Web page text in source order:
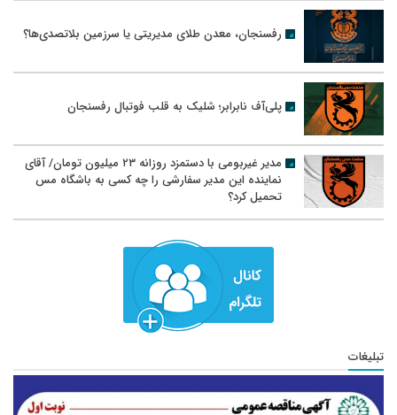
رفسنجان، معدن طلای مدیریتی یا سرزمین بلاتصدی‌ها؟
پلی‌آف نابرابر؛ شلیک به قلب فوتبال رفسنجان
مدیر غیربومی با دستمزد روزانه ۲۳ میلیون تومان/ آقای
نماینده این مدیر سفارشی را چه کسی به باشگاه مس
تحمیل کرد؟
تبلیغات